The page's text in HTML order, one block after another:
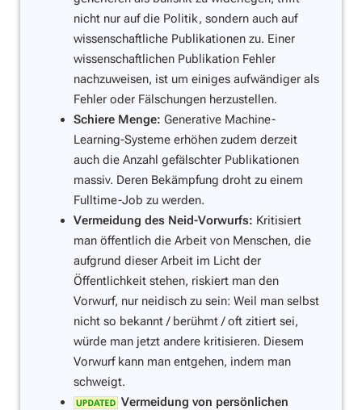
nicht nur auf die Politik, sondern auch auf
wissenschaftliche Publikationen zu. Einer
wissenschaftlichen Publikation Fehler
nachzuweisen, ist um einiges aufwändiger als
Fehler oder Fälschungen herzustellen.
Schiere Menge: Generative Machine-
Learning-Systeme erhöhen zudem derzeit
auch die Anzahl gefälschter Publikationen
massiv. Deren Bekämpfung droht zu einem
Fulltime-Job zu werden.
Vermeidung des Neid-Vorwurfs: Kritisiert
man öffentlich die Arbeit von Menschen, die
aufgrund dieser Arbeit im Licht der
Öffentlichkeit stehen, riskiert man den
Vorwurf, nur neidisch zu sein: Weil man selbst
nicht so bekannt / berühmt / oft zitiert sei,
würde man jetzt andere kritisieren. Diesem
Vorwurf kann man entgehen, indem man
schweigt.
Vermeidung von persönlichen